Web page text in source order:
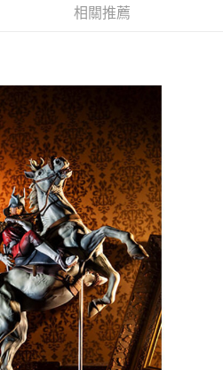
付你分期」於每月結算日後寄送繳費提
公司」（以下簡稱本公司）所提供，讓
商品或服務，並由商店將買賣／分期付款
使用本公司帳單繳交帳款。
」之契約關係目的，商店將以您的個人
供予台灣大哥大進項蒐集、處理及利用，
需資料之確認、核對及更正。
連結：https://oppay.tw/userRule
上)免運費 相關推薦